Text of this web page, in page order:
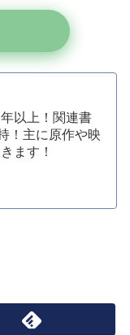
以上！関連書
！主に原作や映
ます！